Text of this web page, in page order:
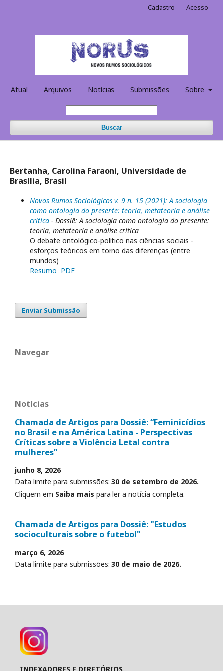
Atual Arquivos Notícias Submissões Sobre
Buscar
Cadastro Acesso
Bertanha, Carolina Faraoni, Universidade de
Brasília, Brasil
Novos Rumos Sociológicos v. 9 n. 15 (2021): A sociologia
como ontologia do presente: teoria, metateoria e análise
crítica - Dossiê: A sociologia como ontologia do presente:
teoria, metateoria e análise crítica
O debate ontológico-político nas ciências sociais -
esforços teóricos em torno das diferenças (entre
mundos)
Resumo PDF
Enviar Submissão
Navegar
Notícias
Chamada de Artigos para Dossiê: “Feminicídios
no Brasil e na América Latina - Perspectivas
Críticas sobre a Violência Letal contra
mulheres”
junho 8, 2026
Data limite para submissões: 30 de setembro de 2026.
Cliquem em Saiba mais para ler a notícia completa.
Chamada de Artigos para Dossiê: "Estudos
socioculturais sobre o futebol"
março 6, 2026
Data limite para submissões: 30 de maio de 2026.
INDEXADORES E DIRETÓRIOS